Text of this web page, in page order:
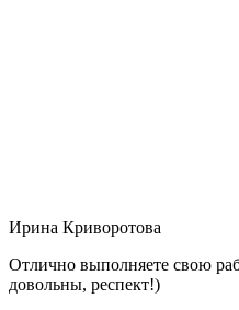
Ирина Криворотова
Отлично выполняете свою
довольны, респект!)